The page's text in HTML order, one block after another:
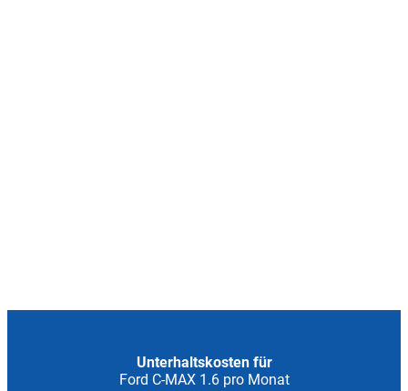
Unterhaltskosten für
Ford C-MAX 1.6 pro Monat